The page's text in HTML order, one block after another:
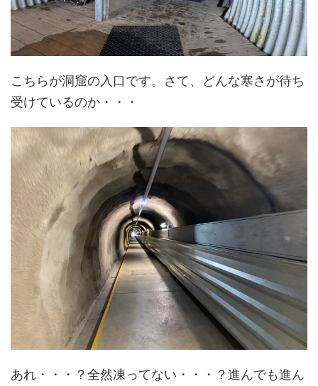
こちらが洞窟の入口です。さて、どんな寒さが待ち
受けているのか・・・
あれ・・・？全然凍ってない・・・？進んでも進ん